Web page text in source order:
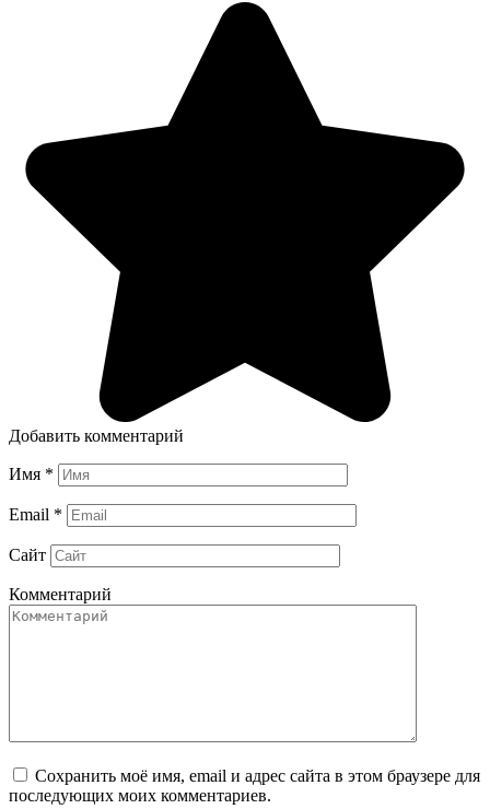
Добавить комментарий
Имя *
Email *
Сайт
Комментарий
Сохранить моё имя, email и адрес сайта в этом браузере для
последующих моих комментариев.